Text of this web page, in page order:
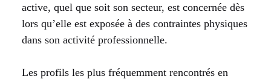
active, quel que soit son secteur, est concernée dès
lors qu’elle est exposée à des contraintes physiques
dans son activité professionnelle.
Les profils les plus fréquemment rencontrés en